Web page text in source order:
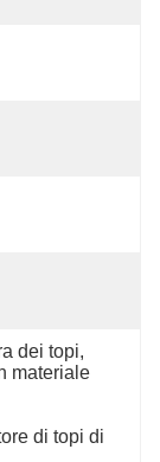
dei topi,
materiale
di topi di